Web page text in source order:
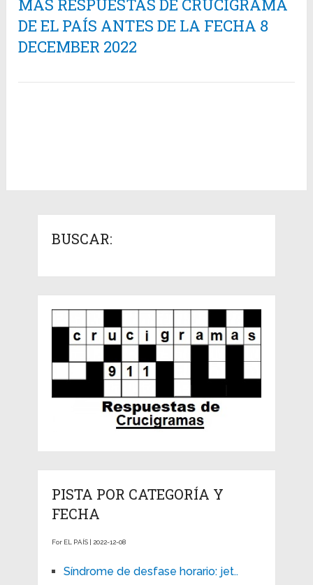
MÁS RESPUESTAS DE CRUCIGRAMA
DE EL PAÍS ANTES DE LA FECHA 8
DECEMBER 2022
BUSCAR:
PISTA POR CATEGORÍA Y
FECHA
For EL PAÍS | 2022-12-08
Síndrome de desfase horario: jet..